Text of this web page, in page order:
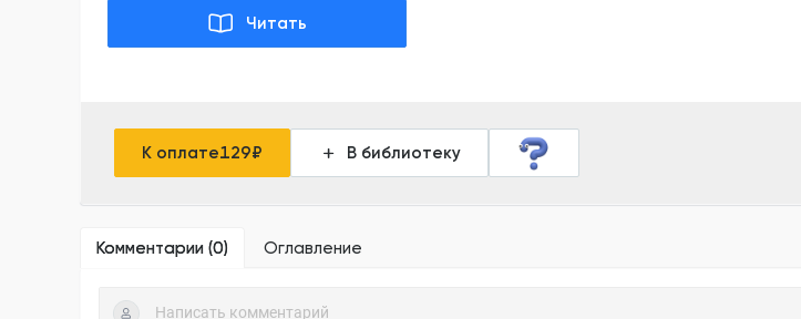
Читать
К оплате129₽ В библиотеку
Комментарии (0) Оглавление